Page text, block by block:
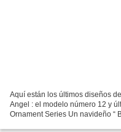
Aquí están los últimos diseños
Angel : el modelo número 12 y
Ornament Series Un navideño “